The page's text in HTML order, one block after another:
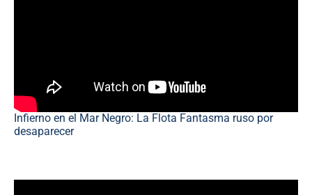
Infierno en el Mar Negro: La Flota Fantasma ruso por
desaparecer